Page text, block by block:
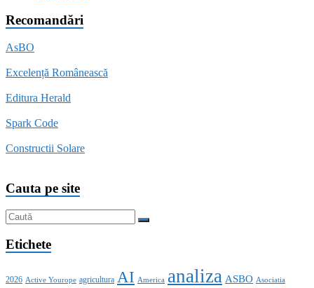
Recomandări
AsBO
Excelență Românească
Editura Herald
Spark Code
Constructii Solare
Cauta pe site
Etichete
2026 Active Yourope agricultura AI America analiza ASBO Asociatia